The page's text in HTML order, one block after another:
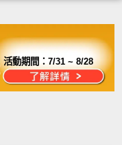
活動期間：7/31 ~ 8/28